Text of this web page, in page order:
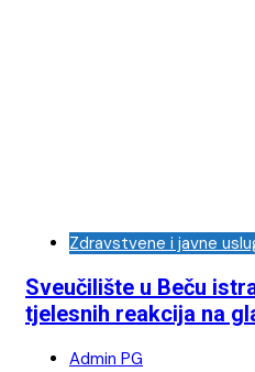
Zdravstvene i javne
Sveučilište u Beču
tjelesnih reakcija na
Admin PG